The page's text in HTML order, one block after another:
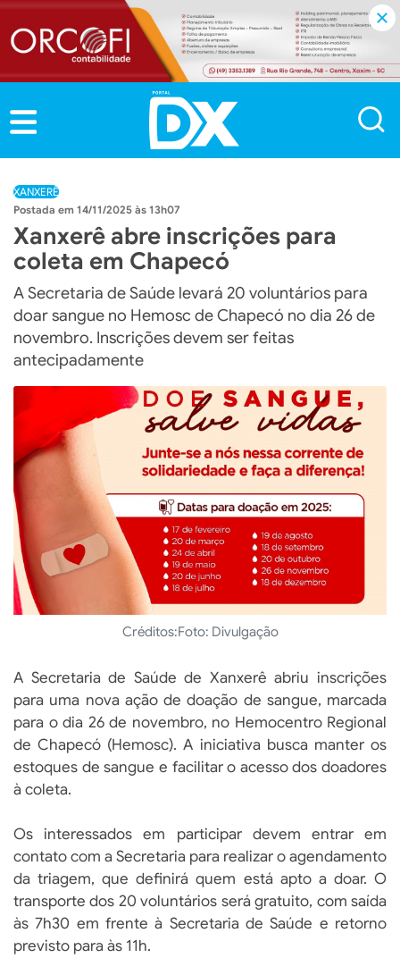
XANXERÊ
14/11/2025 às 13h07
Xanxerê abre inscrições para
coleta em Chapecó
A Secretaria de Saúde levará 20 voluntários para
doar sangue no Hemosc de Chapecó no dia 26 de
novembro. Inscrições devem ser feitas
antecipadamente
Créditos:Foto: Divulgação
A Secretaria de Saúde de Xanxerê abriu inscrições
para uma nova ação de doação de sangue, marcada
para o dia 26 de novembro, no Hemocentro Regional
de Chapecó (Hemosc). A iniciativa busca manter os
estoques de sangue e facilitar o acesso dos doadores
à coleta.
Os interessados em participar devem entrar em
contato com a Secretaria para realizar o agendamento
da triagem, que definirá quem está apto a doar. O
transporte dos 20 voluntários será gratuito, com saída
às 7h30 em frente à Secretaria de Saúde e retorno
previsto para às 11h.